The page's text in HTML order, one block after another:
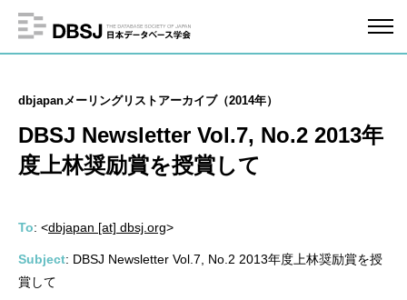
dbjapanメーリングリストアーカイブ（2014年）
DBSJ Newsletter Vol.7, No.2 2013年
度上林奨励賞を授賞して
To: <dbjapan [at] dbsj.org>
Subject: DBSJ Newsletter Vol.7, No.2 2013年度上林奨励賞を授
賞して